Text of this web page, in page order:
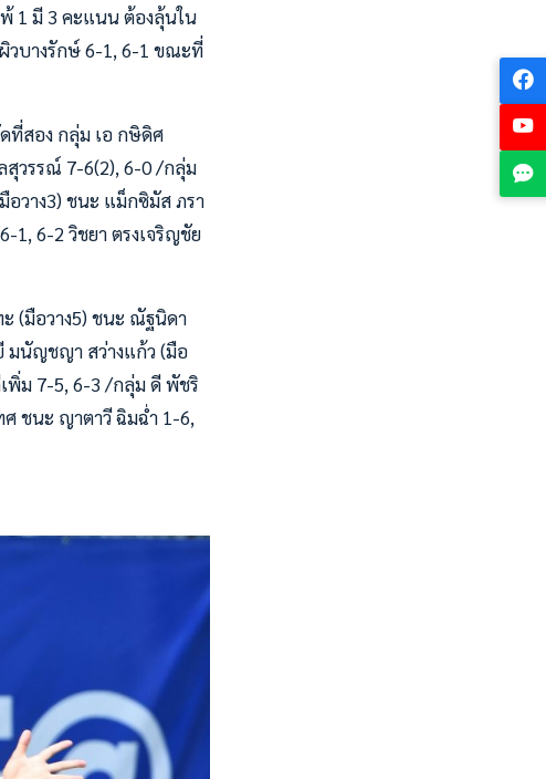
1 มี 3 คะแนน ต้องลุ้นใน
บางรักษ์ 6-1, 6-1 ขณะที่
ที่สอง กลุ่ม เอ กษิดิศ
สุวรรณ์ 7-6(2), 6-0 /กลุ่ม
วาง3) ชนะ แม็กซิมัส ภรา
1, 6-2 วิชยา ตรงเจริญชัย
(มือวาง5) ชนะ ณัฐนิดา
มนัญชญา สว่างแก้ว (มือ
พิ่ม 7-5, 6-3 /กลุ่ม ดี พัชริ
ชนะ ญาตาวี ฉิมฉ่ำ 1-6,